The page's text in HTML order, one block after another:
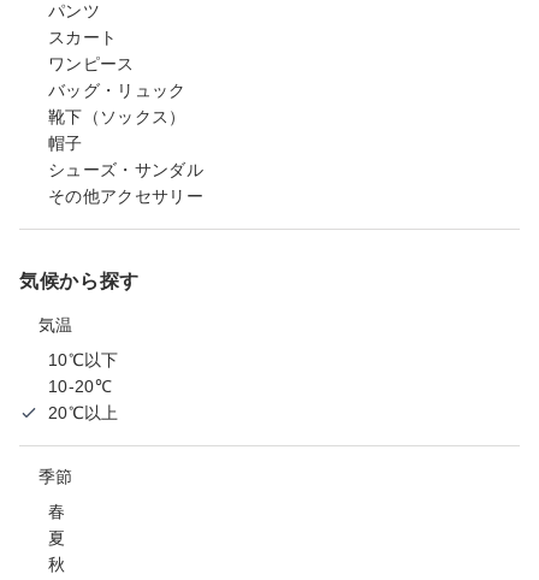
パンツ
スカート
ワンピース
バッグ・リュック
靴下（ソックス）
帽子
シューズ・サンダル
その他アクセサリー
気候から探す
気温
10℃以下
10-20℃
20℃以上
季節
春
夏
秋